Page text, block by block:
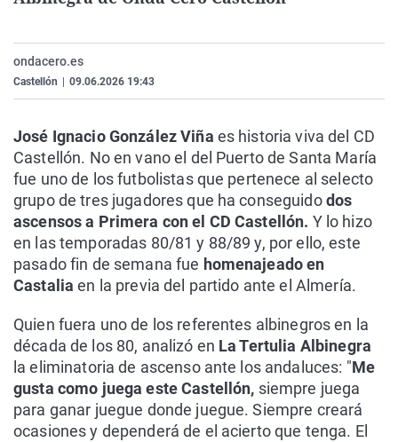
Gente viajera
Retornados
Galicia
País Vasco
Televisión
ondacero.es
Castellón 09.06.2026 19:43
José Ignacio González Viña es historia viva del CD
Castellón. No en vano el del Puerto de Santa María
fue uno de los futbolistas que pertenece al selecto
grupo de tres jugadores que ha conseguidodos
ascensos a Primera con el CD Castellón. Y lo hizo
en las temporadas 80/81 y 88/89 y, por ello, este
pasado fin de semana fue homenajeado en
Castaliaen la previa del partido ante el Almería.
Quien fuera uno de los referentes albinegros en la
década de los 80, analizó en La Tertulia Albinegra
la eliminatoria de ascenso ante los andaluces: "Me
gusta como juega este Castellón, siempre juega
para ganar juegue donde juegue. Siempre creará
ocasiones y dependerá de el acierto que tenga. El